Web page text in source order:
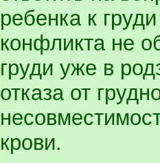
ребенка к
конфликта не
груди уже в
отказа от
крови.